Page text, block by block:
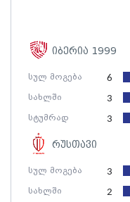
იბერია 1999
სულ მოგება 6
სახლში 3
სტუმრად 3
რუსთავი
სულ მოგება 3
სახლში 2